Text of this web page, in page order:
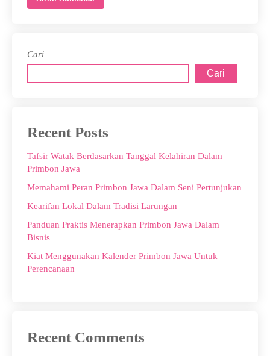
Cari
Cari
Recent Posts
Tafsir Watak Berdasarkan Tanggal Kelahiran Dalam
Primbon Jawa
Memahami Peran Primbon Jawa Dalam Seni Pertunjukan
Kearifan Lokal Dalam Tradisi Larungan
Panduan Praktis Menerapkan Primbon Jawa Dalam
Bisnis
Kiat Menggunakan Kalender Primbon Jawa Untuk
Perencanaan
Recent Comments